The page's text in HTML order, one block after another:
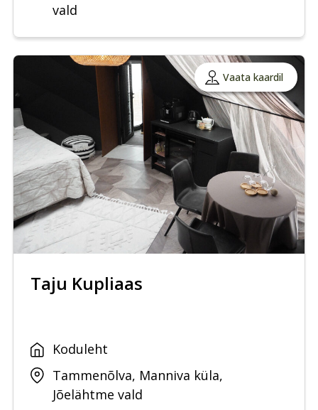
vald
Vaata kaardil
Taju Kupliaas
Koduleht
Tammenõlva, Manniva küla,
Jõelähtme vald